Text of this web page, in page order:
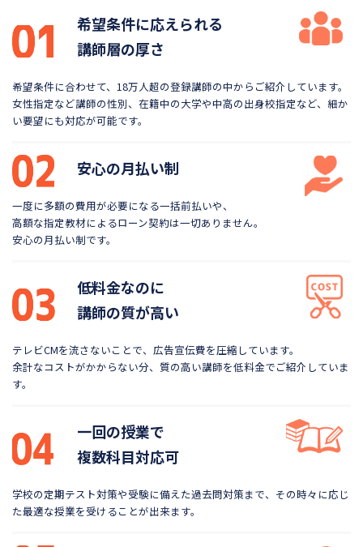
希望条件に応えられる
講師層の厚さ
希望条件に合わせて、18万人超の登録講師の中から ご紹介しています。
女性指定など講師の性別、在籍中の大学や中高の出身校指定など、細か
い要望にも対応が可能です。
安心の月払い制
一度に多額の費用が必要になる一括前払いや、
高額な指定教材によるローン契約は一切ありません。
安心の月払い制です。
低料金なのに
講師の質が高い
テレビCMを流さないことで、広告宣伝費を圧縮しています。
余計なコストがかからない分、質の高い講師を低料金でご紹介していま
す。
一回の授業で
複数科目対応可
学校の定期テスト対策や受験に備えた過去問対策まで、 その時々に応じ
た最適な授業を受けることが出来ます。